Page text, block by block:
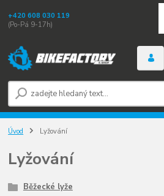
+420 608 030 119
(Po-Pá 9-17h)
Úvod Lyžování
Lyžování
Běžecké lyže